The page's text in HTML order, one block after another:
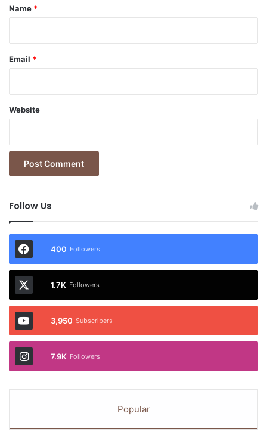
*
Name *
Email *
Website
Follow Us
400 Followers
1.7K Followers
3,950 Subscribers
7.9K Followers
Popular